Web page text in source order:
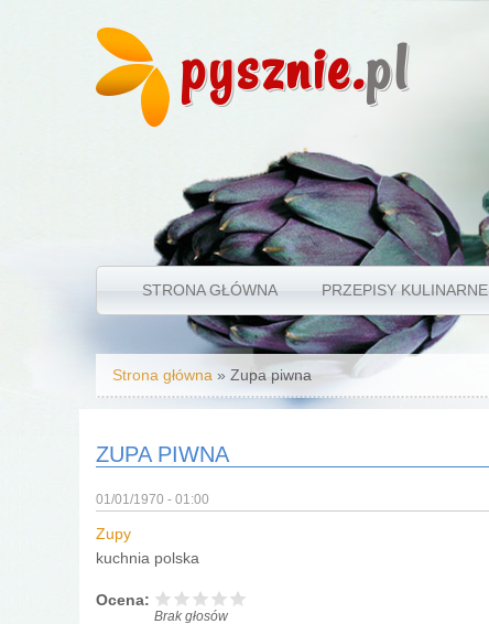
pysznie.pl
STRONA GŁÓWNA PRZEPISY KULINARNE
Jesteś tutaj
Strona główna » Zupa piwna
ZUPA PIWNA
01/01/1970 - 01:00
Zupy
kuchnia polska
Ocena:
Brak głosów